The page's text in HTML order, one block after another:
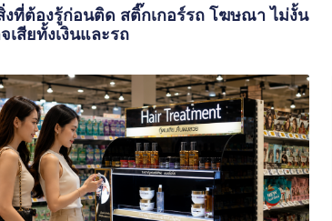
งที่ต้องรู้ก่อนติด สติ๊กเกอร์รถ โฆษณา ไม่งั้น
เสียทั้งเงินและรถ